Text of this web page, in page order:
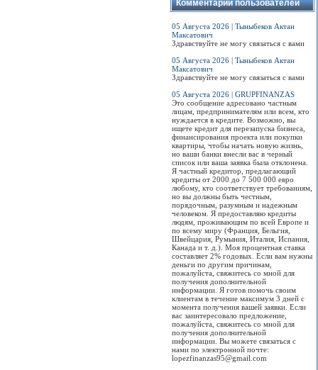
Комментарии пользователей
05 Августа 2026 | Тыныбеков Актан
Максатович
Здравствуйте не могу связаться с вами
05 Августа 2026 | Тыныбеков Актан
Максатович
Здравствуйте не могу связаться с вами
05 Августа 2026 | GRUPFINANZAS
Это сообщение адресовано частным
лицам, предпринимателям или всем, кто
нуждается в кредите. Возможно, вы
ищете кредит для перезапуска бизнеса,
финансирования проекта или покупки
квартиры, чтобы начать новую жизнь,
но ваши банки внесли вас в черный
список или ваша заявка была отклонена.
Я частный кредитор, предлагающий
кредиты от 2000 до 7 500 000 евро
любому, кто соответствует требованиям,
но вы должны быть честным,
порядочным, разумным и надежным
человеком. Я предоставляю кредиты
людям, проживающим по всей Европе и
по всему миру (Франция, Бельгия,
Швейцария, Румыния, Италия, Испания,
Канада и т. д.). Моя процентная ставка
составляет 2% годовых. Если вам нужны
деньги по другим причинам,
пожалуйста, свяжитесь со мной для
получения дополнительной
информации. Я готов помочь своим
клиентам в течение максимум 3 дней с
момента получения вашей заявки. Если
вас заинтересовало предложение,
пожалуйста, свяжитесь со мной для
получения дополнительной
информации. Вы можете связаться с
нами по электронной почте:
lopezfinanzas95@gmail.com